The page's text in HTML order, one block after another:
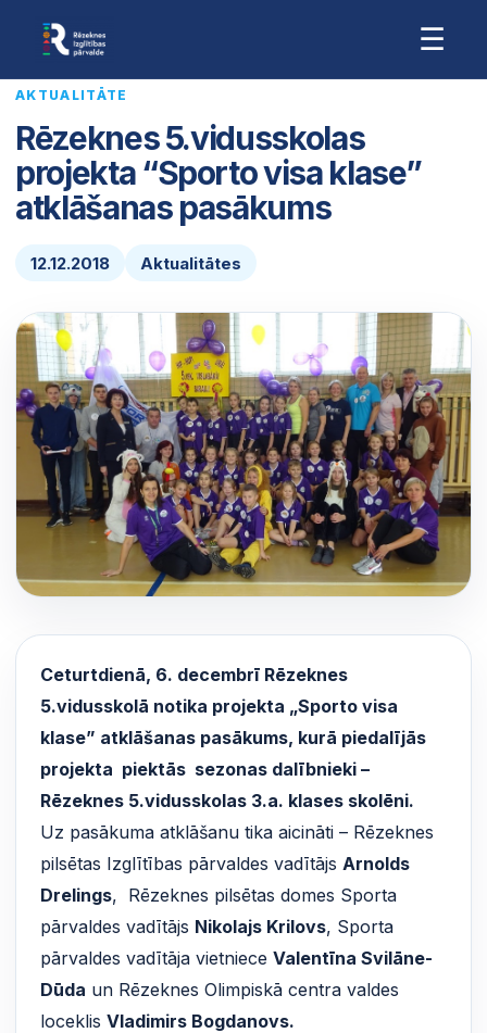
☰
AKTUALITĀTE
Rēzeknes 5.vidusskolas
projekta “Sporto visa klase”
atklāšanas pasākums
12.12.2018 Aktualitātes
Ceturtdienā, 6. decembrī Rēzeknes
5.vidusskolā notika projekta „Sporto visa
klase” atklāšanas pasākums, kurā piedalījās
projekta piektās sezonas dalībnieki –
Rēzeknes 5.vidusskolas 3.a. klases skolēni.
Uz pasākuma atklāšanu tika aicināti – Rēzeknes
pilsētas Izglītības pārvaldes vadītājs Arnolds
Drelings, Rēzeknes pilsētas domes Sporta
pārvaldes vadītājs Nikolajs Krilovs, Sporta
pārvaldes vadītāja vietniece Valentīna Svilāne-
Dūda un Rēzeknes Olimpiskā centra valdes
loceklis Vladimirs Bogdanovs.